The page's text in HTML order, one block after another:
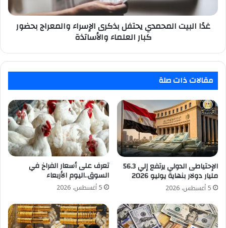
كبار
العلماء
غدًا البيت المحمدي يحتفل بذكرى الإسراء والمعراج بحضور
كبار العلماء والأساتذة
مقالات ذات صلة
الإحتياطى الدولي يرتفع إلي 56.3
مليار دولار بنهاية يوليو 2026
5 أغسطس، 2026
تعرف على أسعار الفراخ في
السوق..اليوم الأربعاء
5 أغسطس، 2026